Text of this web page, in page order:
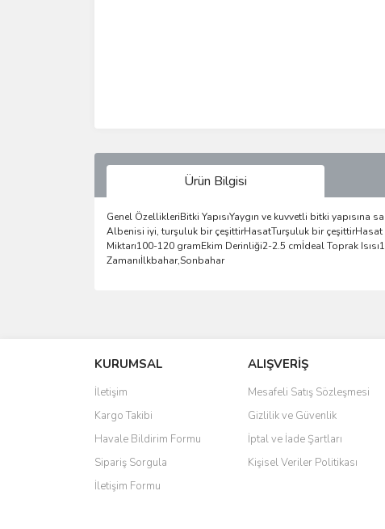
Ürün Bilgisi
Genel ÖzellikleriBitki YapısıYaygın ve kuvvetli bitki
Albenisi iyi, turşuluk bir çeşittirHasatTurşuluk bir çeşittirHasat
Miktarı100-120 gramEkim Derinliği2-2.5 cmİdeal Toprak
Zamanıİlkbahar,Sonbahar
Ürün resmi kalitesiz, bozuk veya görüntülenemiyor.
Ürün açıklamasında eksik bilgiler bulunuyor.
Ürün bilgilerinde hatalar bulunuyor.
Ürün fiyatı diğer sitelerden daha pahalı.
Bu ürüne benzer farklı alternatifler olmalı.
KURUMSAL
İletişim
Kargo Takibi
Havale Bildirim Formu
Sipariş Sorgula
İletişim Formu
ALIŞVERİŞ
Mesafeli Satış Sözleşmesi
Gizlilik ve Güvenlik
İptal ve İade Şartları
Kişisel Veriler Politikası